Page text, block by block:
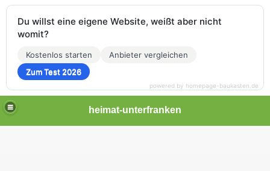
heimat-unterfranken
Du willst eine eigene Website, weißt aber nicht
womit?
Kostenlos starten
Anbieter vergleichen
Zum Test 2026
powered by homepage-baukasten.de